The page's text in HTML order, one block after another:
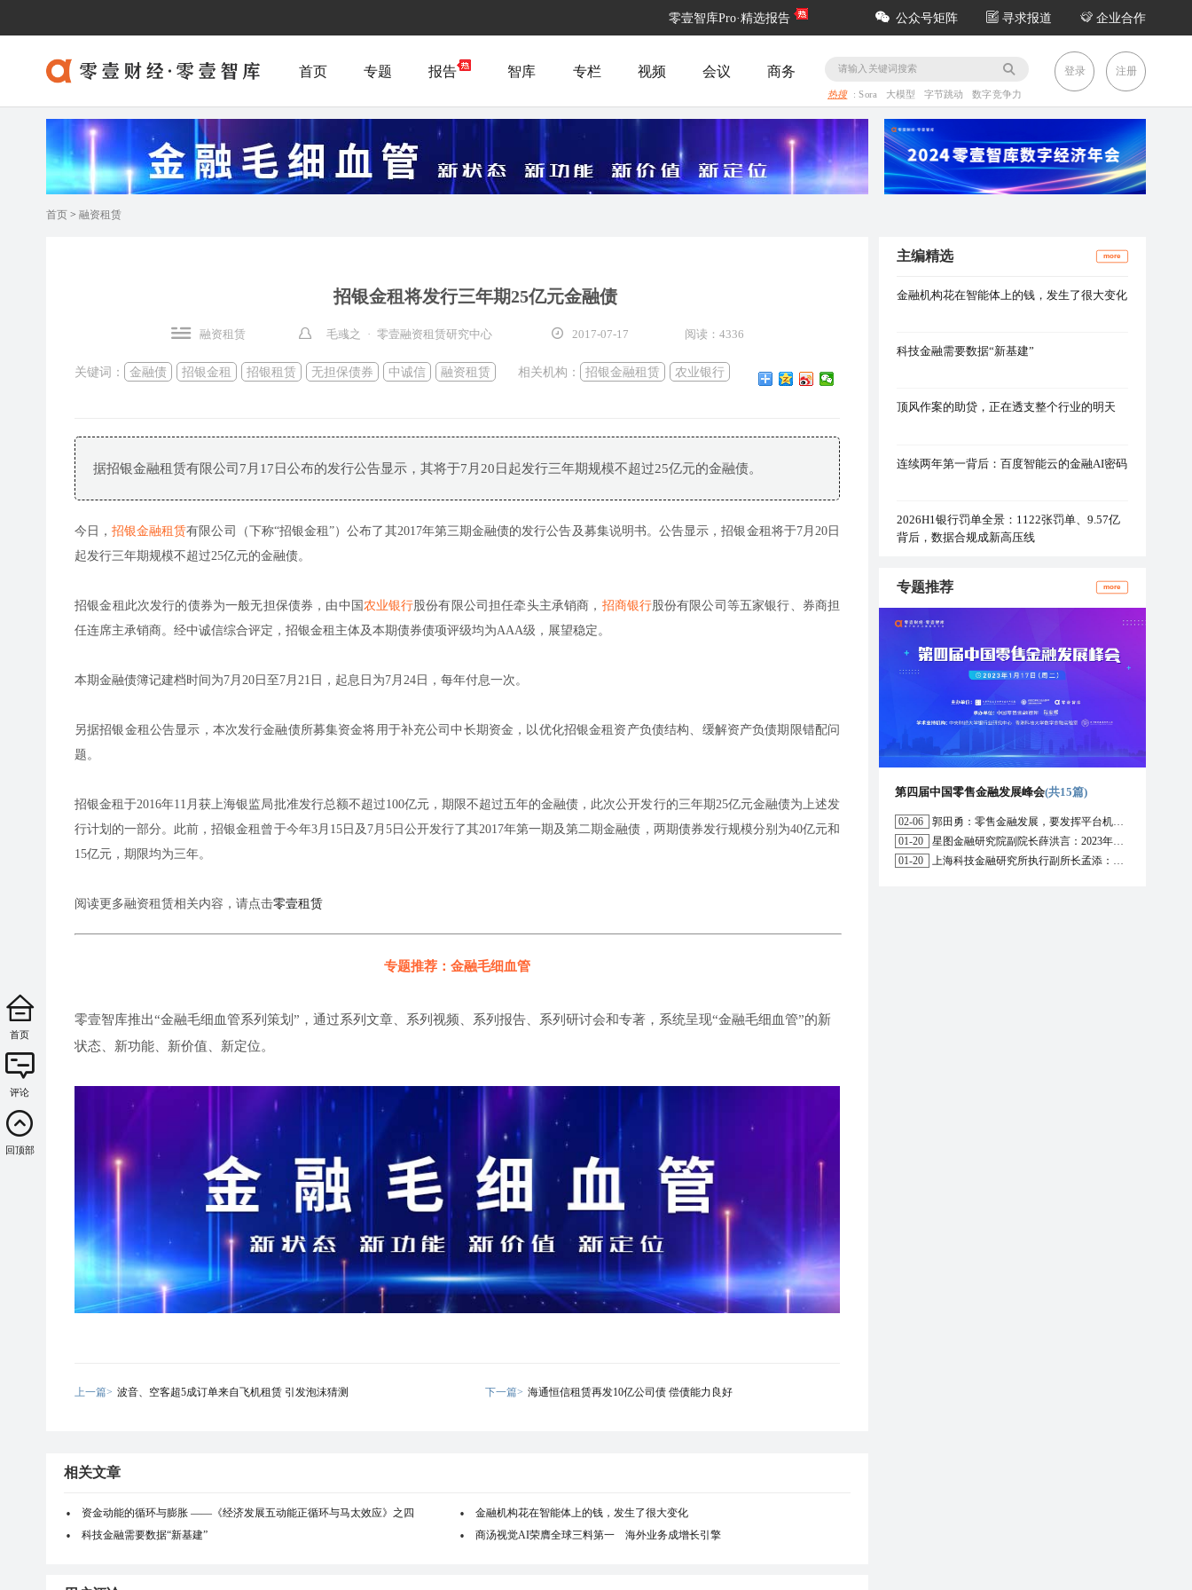
零壹智库Pro·精选报告 公众号矩阵 寻求报道 企业合作
首页 专题 报告 智库 专栏 视频 会议 商务
热搜 :Sora 大模型 字节跳动 数字竞争力
登录 注册
首页 > 融资租赁
招银金租将发行三年期25亿元金融债
融资租赁 毛彧之 · 零壹融资租赁研究中心 2017-07-17 阅读：4336
关键词： 金融债 招银金租 招银租赁 无担保债券 中诚信 融资租赁 相关机构： 招银金融租赁 农业银行
据招银金融租赁有限公司7月17日公布的发行公告显示，其将于7月20日起发行三年期规模不超过25亿元的金融债。
今日，招银金融租赁有限公司（下称“招银金租”）公布了其2017年第三期金融债的发行公告及募集说明书。公告显示，招银金租将于7月20日
起发行三年期规模不超过25亿元的金融债。
招银金租此次发行的债券为一般无担保债券，由中国农业银行股份有限公司担任牵头主承销商， 招商银行股份有限公司等五家银行、券商担
任连席主承销商。经中诚信综合评定，招银金租主体及本期债券债项评级均为AAA级，展望稳定。
本期金融债簿记建档时间为7月20日至7月21日，起息日为7月24日，每年付息一次。
另据招银金租公告显示，本次发行金融债所募集资金将用于补充公司中长期资金，以优化招银金租资产负债结构、缓解资产负债期限错配问
题。
招银金租于2016年11月获上海银监局批准发行总额不超过100亿元，期限不超过五年的金融债，此次公开发行的三年期25亿元金融债为上述发
行计划的一部分。此前，招银金租曾于今年3月15日及7月5日公开发行了其2017年第一期及第二期金融债，两期债券发行规模分别为40亿元和
15亿元，期限均为三年。
阅读更多融资租赁相关内容，请点击零壹租赁
专题推荐：金融毛细血管
零壹智库推出“金融毛细血管系列策划”，通过系列文章、系列视频、系列报告、系列研讨会和专著，系统呈现“金融毛细血管”的新
状态、新功能、新价值、新定位。
上一篇> 波音、空客超5成订单来自飞机租赁 引发泡沫猜测 下一篇> 海通恒信租赁再发10亿公司债 偿债能力良好
相关文章
资金动能的循环与膨胀 ——《经济发展五动能正循环与马太效应》之四
金融机构花在智能体上的钱，发生了很大变化
科技金融需要数据“新基建”
商汤视觉AI荣膺全球三料第一 海外业务成增长引擎
主编精选 more
金融机构花在智能体上的钱，发生了很大变化
科技金融需要数据“新基建”
顶风作案的助贷，正在透支整个行业的明天
连续两年第一背后：百度智能云的金融AI密码
2026H1银行罚单全景：1122张罚单、9.57亿
背后，数据合规成新高压线
专题推荐 more
第四届中国零售金融发展峰会(共15篇)
02-06
郭田勇：零售金融发展，要发挥平台机构的作用
01-20
星图金融研究院副院长薛洪言：2023年消费信贷或迎来新起点
01-20
上海科技金融研究所执行副所长孟添：开放银行与嵌入式金融为数字普惠金融带来更大发展空间
首页
评论
回顶部